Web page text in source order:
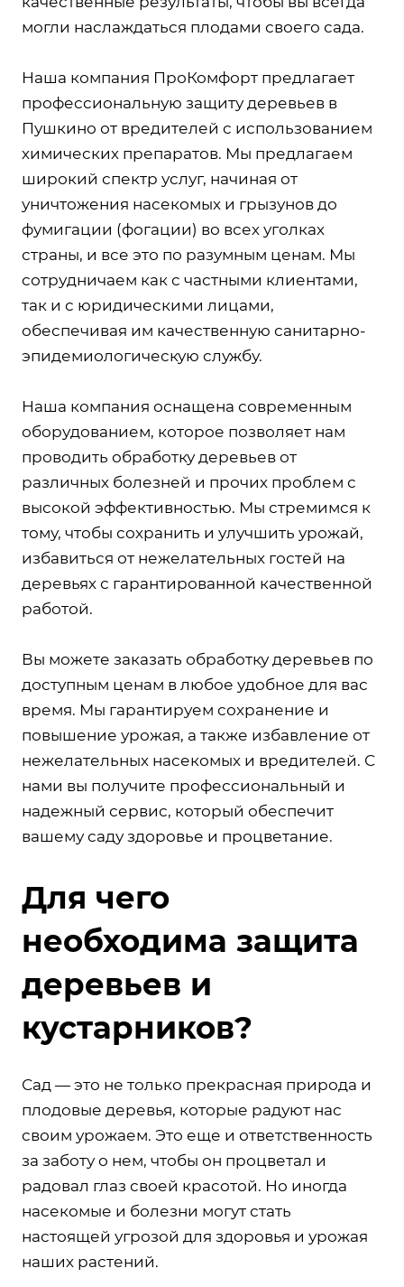
могли наслаждаться плодами своего сада.
Наша компания ПроКомфорт предлагает
профессиональную защиту деревьев в
Пушкино от вредителей с использованием
химических препаратов. Мы предлагаем
широкий спектр услуг, начиная от
уничтожения насекомых и грызунов до
фумигации (фогации) во всех уголках
страны, и все это по разумным ценам. Мы
сотрудничаем как с частными клиентами,
так и с юридическими лицами,
обеспечивая им качественную санитарно-
эпидемиологическую службу.
Наша компания оснащена современным
оборудованием, которое позволяет нам
проводить обработку деревьев от
различных болезней и прочих проблем с
высокой эффективностью. Мы стремимся к
тому, чтобы сохранить и улучшить урожай,
избавиться от нежелательных гостей на
деревьях с гарантированной качественной
работой.
Вы можете заказать обработку деревьев по
доступным ценам в любое удобное для вас
время. Мы гарантируем сохранение и
повышение урожая, а также избавление от
нежелательных насекомых и вредителей. С
нами вы получите профессиональный и
надежный сервис, который обеспечит
вашему саду здоровье и процветание.
Для чего
необходима защита
деревьев и
кустарников?
Сад — это не только прекрасная природа и
плодовые деревья, которые радуют нас
своим урожаем. Это еще и ответственность
за заботу о нем, чтобы он процветал и
радовал глаз своей красотой. Но иногда
насекомые и болезни могут стать
настоящей угрозой для здоровья и урожая
наших растений.